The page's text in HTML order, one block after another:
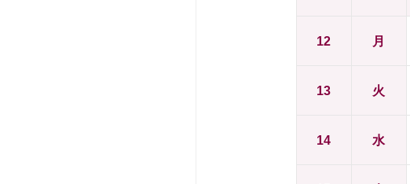
12 月
13 火
14 水